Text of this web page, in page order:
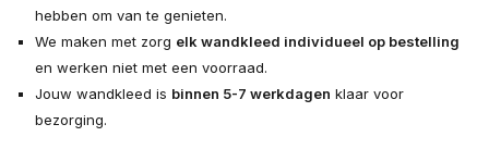
hebben om van te genieten.
We maken met zorg elk wandkleed individueel op bestelling
en werken niet met een voorraad.
Jouw wandkleed is binnen 5-7 werkdagen klaar voor
bezorging.